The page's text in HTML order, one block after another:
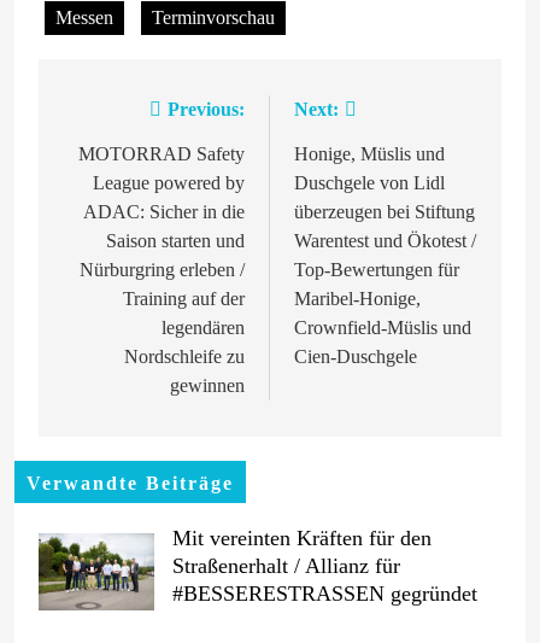
Messen Terminvorschau
Beitragsnavigation
Previous:
MOTORRAD Safety
League powered by
ADAC: Sicher in die
Saison starten und
Nürburgring erleben /
Training auf der
legendären
Nordschleife zu
gewinnen
Next:
Honige, Müslis und
Duschgele von Lidl
überzeugen bei Stiftung
Warentest und Ökotest /
Top-Bewertungen für
Maribel-Honige,
Crownfield-Müslis und
Cien-Duschgele
Verwandte Beiträge
Mit vereinten Kräften für den
Straßenerhalt / Allianz für
#BESSERESTRASSEN gegründet